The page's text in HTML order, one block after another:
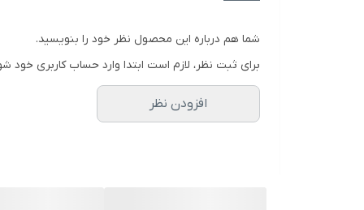
شما هم درباره این محصول نظر خود را بنویسید.
برای ثبت نظر، لازم است ابتدا وارد حساب کاربری خود
افزودن نظر